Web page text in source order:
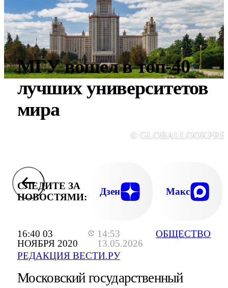
16:40 03
НОЯБРЯ 2020
14:53
13.05.2026
РЕДАКЦИЯ ВЕСТИ.РУ
ОБЩЕСТВО
МГУ вошел в топ-40
лучших университетов
мира
©
СЛЕДИТЕ ЗА
НОВОСТЯМИ:
Дзен Макс
Московский государственный